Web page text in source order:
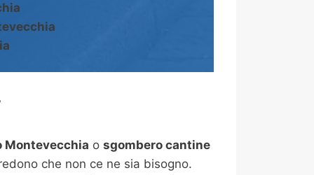
Montevecchia o sgombero cantine
che non ce ne sia bisogno.